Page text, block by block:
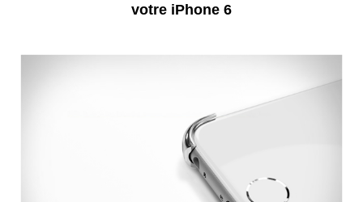
votre iPhone 6